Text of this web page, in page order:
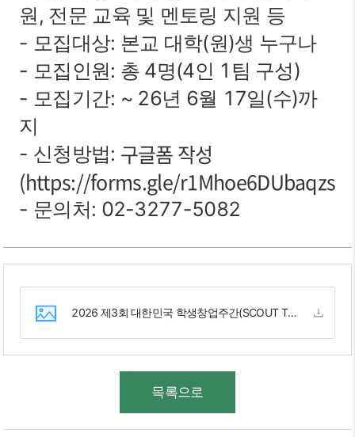
원, 전문 교육 및 멘토링 지원 등
- 모집대상: 본교 대학(원)생 누구나
- 모집인원: 총 4명(4인 1팀 구성)
- 모집기간: ~ 26년 6월 17일(수)까
지
- 신청방법: 구글폼 작성
(https://forms.gle/
- 문의처: 02-3277-5082
2026 제3회 대한민국 학생창업주간(SCOUT THE 100) 모집 안내문.pdf
목록으로